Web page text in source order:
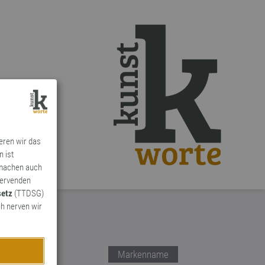
wir das
ist
auch
(TTDSG)
nerven wir
Markenname